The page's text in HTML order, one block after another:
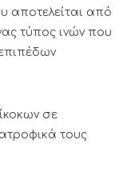
αποτελείται από
τύπος ινών που
σε
τους